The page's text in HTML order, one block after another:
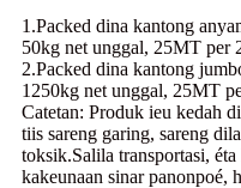
1.Packed dina kantong
50kg net unggal, 25MT per
2.Packed dina kantong
1250kg net unggal, 25MT
Catetan: Produk ieu kedah
tiis sareng garing, sareng
toksik.Salila transportasi,
kakeunaan sinar panonpoé,